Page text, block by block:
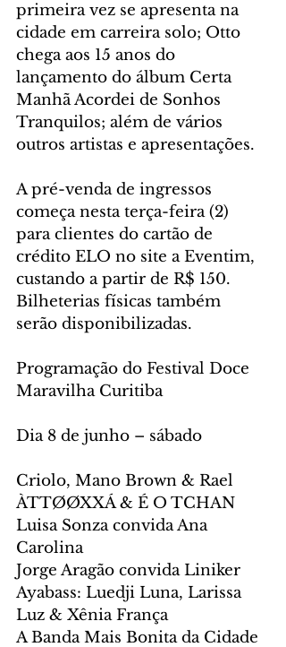
primeira vez se apresenta na
cidade em carreira solo; Otto
chega aos 15 anos do
lançamento do álbum Certa
Manhã Acordei de Sonhos
Tranquilos; além de vários
outros artistas e apresentações.
A pré-venda de ingressos
começa nesta terça-feira (2)
para clientes do cartão de
crédito ELO no site a Eventim,
custando a partir de R$ 150.
Bilheterias físicas também
serão disponibilizadas.
Programação do Festival Doce
Maravilha Curitiba
Dia 8 de junho – sábado
Criolo, Mano Brown & Rael
ÀTTØØXXÁ & É O TCHAN
Luisa Sonza convida Ana
Carolina
Jorge Aragão convida Liniker
Ayabass: Luedji Luna, Larissa
Luz & Xênia França
A Banda Mais Bonita da Cidade